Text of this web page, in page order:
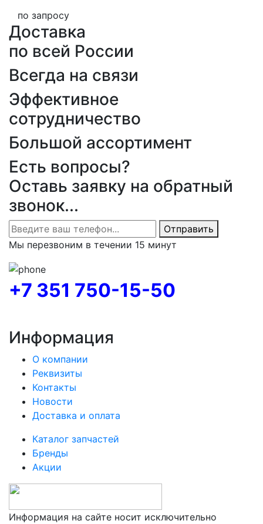
по запросу
Доставка
по всей России
Всегда на связи
Эффективное
сотрудничество
Большой ассортимент
Информация на сайте носит исключительно
Есть вопросы?
Оставь заявку на обратный
звонок...
Отправить
Мы перезвоним в течении 15 минут
+7 351 750-15-50
Информация
О компании
Реквизиты
Контакты
Новости
Доставка и оплата
Каталог запчастей
Бренды
Акции